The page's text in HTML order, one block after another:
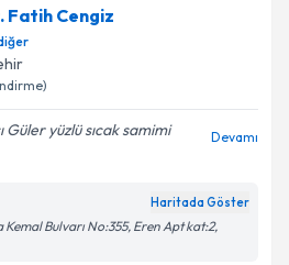
Gökkayaiçin randevu takvimi
bu uzmandan randevu almanız
e-posta ile
işlenmesine ilişkinAydınlatma
ve kişisel verilerimin belirtilen
Fatih Cengiz
Güler yüzlü sıcak samimi
Devamı
Haritada Göster
Bulvarı No:355, Eren Apt kat:2,